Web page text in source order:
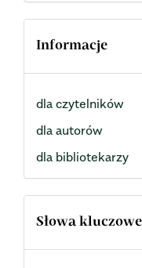
Informacje
dla czytelników
dla autorów
dla bibliotekarzy
Słowa kluczowe